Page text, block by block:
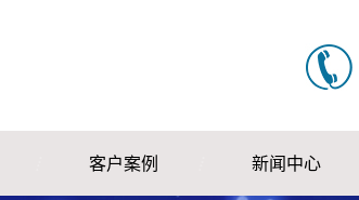
客户案例 新闻中心